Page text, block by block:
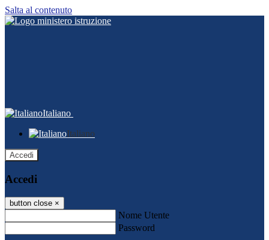
Salta al contenuto
Italiano
Italiano
Accedi
Accedi
button close ×
Nome Utente
Password